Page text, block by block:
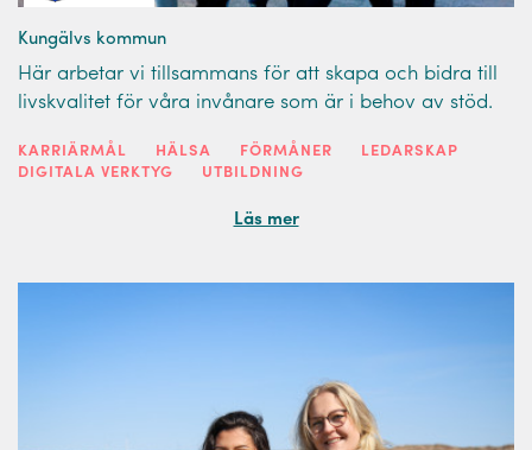
Kungälvs kommun
Här arbetar vi tillsammans för att skapa och bidra till
livskvalitet för våra invånare som är i behov av stöd.
KARRIÄRMÅL HÄLSA FÖRMÅNER
LEDARSKAP
DIGITALA VERKTYG
UTBILDNING
Läs mer